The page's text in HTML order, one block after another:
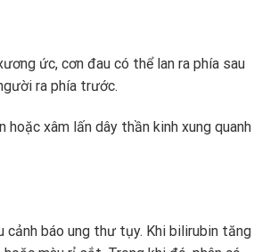
ức, cơn đau có thể lan ra phía sau
ra phía trước.
xâm lấn dây thần kinh xung quanh
cảnh báo ung thư tụy. Khi bilirubin tăng